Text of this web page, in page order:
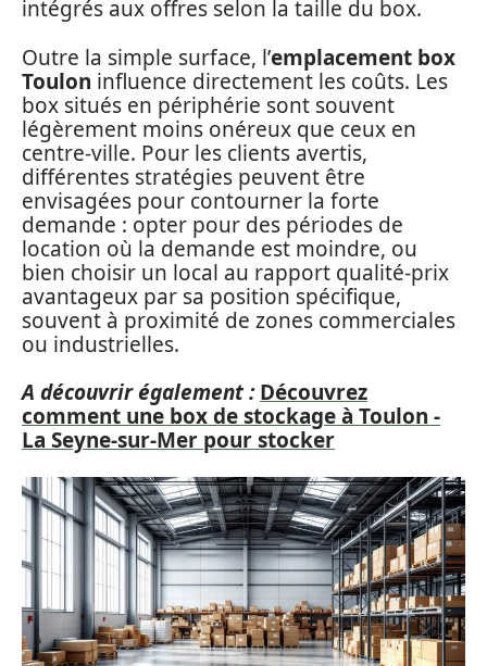
intégrés aux offres selon la taille du box.
Outre la simple surface, l’emplacement box
Toulon influence directement les coûts. Les
box situés en périphérie sont souvent
légèrement moins onéreux que ceux en
centre-ville. Pour les clients avertis,
différentes stratégies peuvent être
envisagées pour contourner la forte
demande : opter pour des périodes de
location où la demande est moindre, ou
bien choisir un local au rapport qualité-prix
avantageux par sa position spécifique,
souvent à proximité de zones commerciales
ou industrielles.
A découvrir également : Découvrez
comment une box de stockage à Toulon -
La Seyne-sur-Mer pour stocker